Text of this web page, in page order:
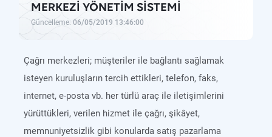
MERKEZİ YÖNETİM SİSTEMİ
Güncelleme:06/05/2019 13:46:00
Çağrı merkezleri; müşteriler ile bağlantı sağlamak
isteyen kuruluşların tercih ettikleri, telefon, faks,
internet, e-posta vb. her türlü araç ile iletişimlerini
yürüttükleri, verilen hizmet ile çağrı, şikâyet,
memnuniyetsizlik gibi konularda satış pazarlama